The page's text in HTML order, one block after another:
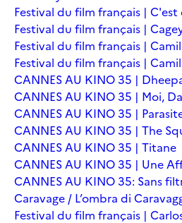
Festival du film français |
Festival du film français |
Festival du film français |
Festival du film français |
CANNES AU KINO 35 |
CANNES AU KINO 35 | Moi,
CANNES AU KINO 35 |
CANNES AU KINO 35 | The
CANNES AU KINO 35 | Titane
CANNES AU KINO 35 | Une
CANNES AU KINO 35: Sans
Caravage / L’ombra di
Festival du film français |